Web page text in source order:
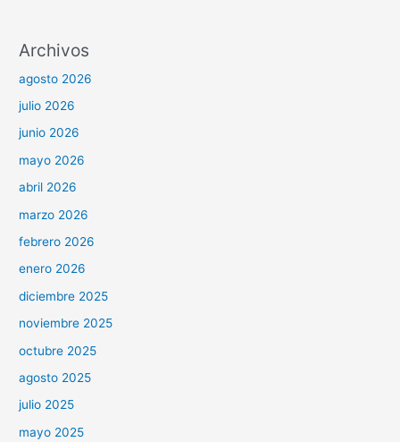
Archivos
agosto 2026
julio 2026
junio 2026
mayo 2026
abril 2026
marzo 2026
febrero 2026
enero 2026
diciembre 2025
noviembre 2025
octubre 2025
agosto 2025
julio 2025
mayo 2025